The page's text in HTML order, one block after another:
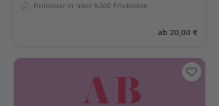
Einlösbar in über 9.000 Erlebnisse
Aktueller Preis
ab 20,00 €